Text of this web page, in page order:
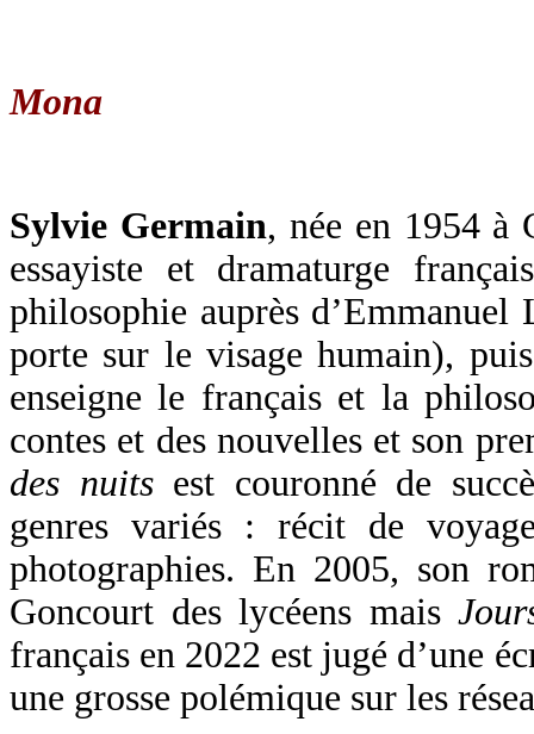
Mona
Sylvie Germain, née en 1954 à
essayiste et dramaturge
philosophie auprès d’Emmanuel
porte sur le visage humain),
enseigne le français et la
contes et des nouvelles et son
des nuitsest couronné de
genres variés : récit de
photographies. En 2005, son
Goncourt des lycéens mais
français en 2022 est jugé d’une
une grosse polémique sur les